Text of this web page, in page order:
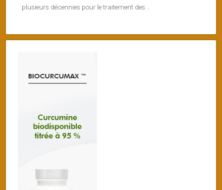
plusieurs décennies pour le traitement des...